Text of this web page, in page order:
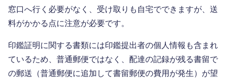
窓口へ行く必要がなく、受け取りも自宅でできますが、送
料がかかる点に注意が必要です。
印鑑証明に関する書類には印鑑提出者の個人情報も含まれ
ているため、普通郵便ではなく、配達の記録が残る書留で
の郵送（普通郵便に追加して書留郵便の費用が発生）が望